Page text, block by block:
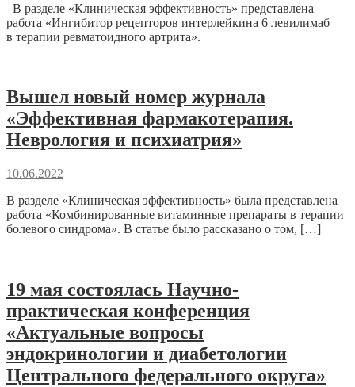
В разделе «Клиническая эффективность» представлена
работа «Ингибитор рецепторов интерлейкина 6 левилимаб
в терапии ревматоидного артрита».
Вышел новый номер журнала
«Эффективная фармакотерапия.
Неврология и психиатрия»
10.06.2022
В разделе «Клиническая эффективность» была представлена
работа «Комбинированные витаминные препараты в терапии
болевого синдрома». В статье было рассказано о том, […]
19 мая состоялась Научно-
практическая конференция
«Актуальные вопросы
эндокринологии и диабетологии
Центрального федерального округа»